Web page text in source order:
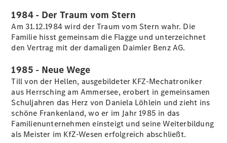
finden
Beratung
vereinbaren
Servicetermin
1984 - Der Traum vom Stern
Am 31.12.1984 wird der Traum vom Stern wahr. Die
Familie hisst gemeinsam die Flagge und unterzeichnet
den Vertrag mit der damaligen Daimler Benz AG.
1985 - Neue Wege
Till von der Hellen, ausgebildeter KFZ-Mechatroniker
aus Herrsching am Ammersee, erobert in gemeinsamen
Schuljahren das Herz von Daniela Löhlein und zieht ins
schöne Frankenland, wo er im Jahr 1985 in das
Familienunternehmen einsteigt und seine Weiterbildung
als Meister im KfZ-Wesen erfolgreich abschließt.